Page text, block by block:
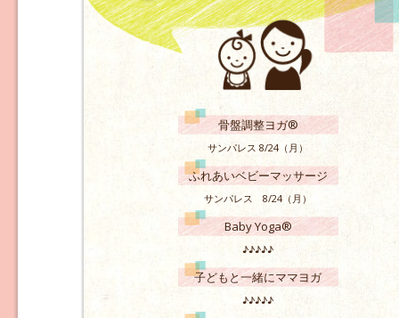
骨盤調整ヨガ®
サンパレス 8/24（月）
ふれあいベビーマッサージ
サンパレス 8/24（月）
Baby Yoga®
♪♪♪♪♪
子どもと一緒にママヨガ
♪♪♪♪♪